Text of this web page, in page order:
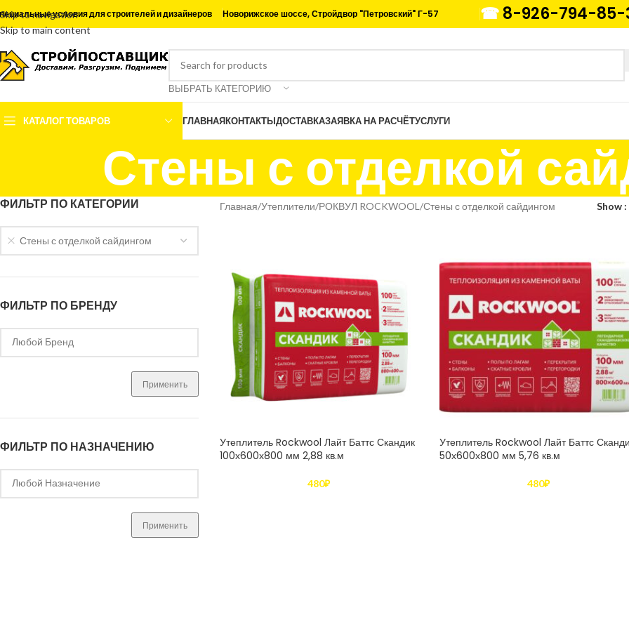
Skip to navigation
Skip to main content
условия для строителей и дизайнеров Новорижское шоссе, Стройдвор "Петровский" Г-57 ☎8-926-794-85-
ВЫБРАТЬ КАТЕГОРИЮ
КАТАЛОГ ТОВАРОВ ГЛАВНАЯКОНТАКТЫДОСТАВКАЗАЯВКА НА РАСЧЁТУСЛУГИ
Стены с отделкой
ФИЛЬТР ПО КАТЕГОРИИ
Стены с отделкой сайдингом
ФИЛЬТР ПО БРЕНДУ
Применить
ФИЛЬТР ПО НАЗНАЧЕНИЮ
Применить
Главная Утеплители РОКВУЛ ROCKWOOL Стены с отделкой сайдингом Show
Утеплитель Rockwool Лайт Баттс Скандик
100х600х800 мм 2,88 кв.м
480₽
Утеплитель Rockwool Лайт Баттс
50х600х800 мм 5,76 кв.м
480₽